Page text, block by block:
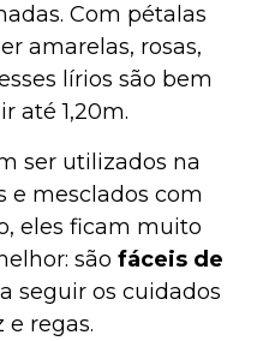
Com pétalas
amarelas, rosas,
lírios são bem
até 1,20m.
ser utilizados na
e mesclados com
eles ficam muito
são fáceis de
seguir os cuidados
regas.